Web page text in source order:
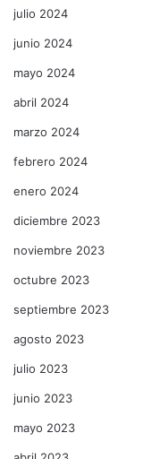
julio 2024
junio 2024
mayo 2024
abril 2024
marzo 2024
febrero 2024
enero 2024
diciembre 2023
noviembre 2023
octubre 2023
septiembre 2023
agosto 2023
julio 2023
junio 2023
mayo 2023